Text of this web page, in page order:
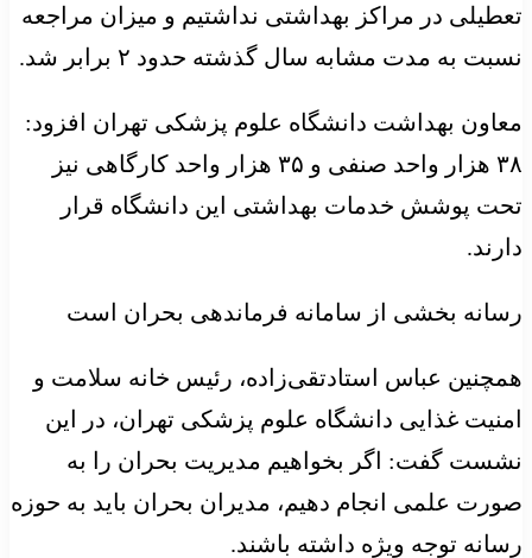
تعطیلی در مراکز بهداشتی نداشتیم و میزان مراجعه
نسبت به مدت مشابه سال گذشته حدود ۲ برابر شد.
معاون بهداشت دانشگاه علوم پزشکی تهران افزود:
۳۸ هزار واحد صنفی و ۳۵ هزار واحد کارگاهی نیز
تحت پوشش خدمات بهداشتی این دانشگاه قرار
دارند.
رسانه بخشی از سامانه فرماندهی بحران است
همچنین عباس استادتقی‌زاده، رئیس خانه سلامت و
امنیت غذایی دانشگاه علوم پزشکی تهران، در این
نشست گفت: اگر بخواهیم مدیریت بحران را به‌
صورت علمی انجام دهیم، مدیران بحران باید به حوزه
رسانه توجه ویژه داشته باشند.